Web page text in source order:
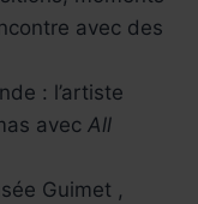
avec des
: l’artiste
avec All
Guimet ,